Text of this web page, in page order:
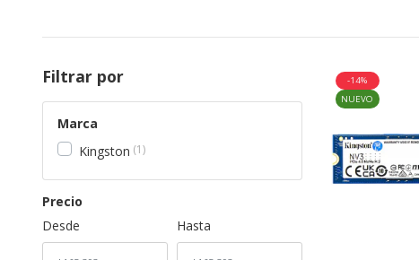
Filtrar por
Marca
Kingston 1
Precio
Desde
Hasta
-14%
NUEVO